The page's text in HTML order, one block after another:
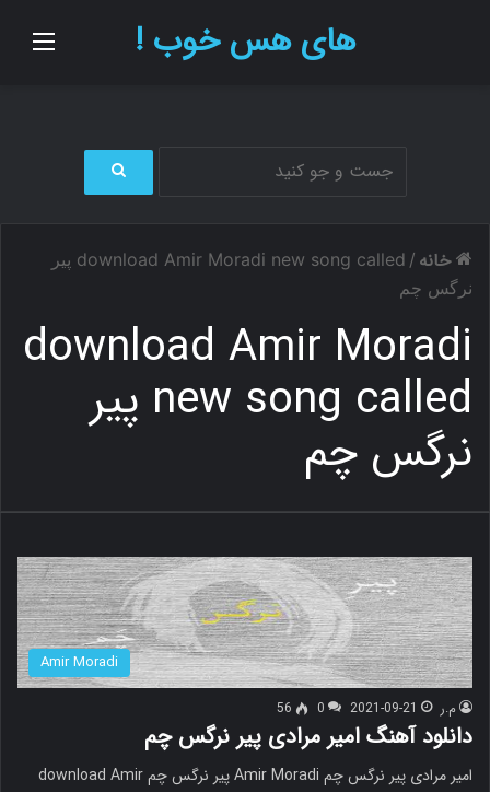
های هس خوب !
ج
ج
ر
خانه /
download Amir Moradi new song called پیر
نرگس چم
download Amir Moradi
new song called پیر
نرگس چم
Amir Moradi
م.ر 2021-09-21
0
56
دانلود آهنگ امیر مرادی پیر نرگس چم
امیر مرادی پیر نرگس چم Amir Moradi پیر نرگس چم download Amir